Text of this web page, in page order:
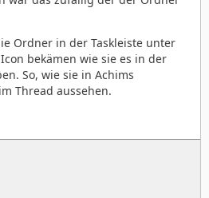
Ordner in der Taskleiste unter
bekämen wie sie es in der
So, wie sie in Achims
Thread aussehen.